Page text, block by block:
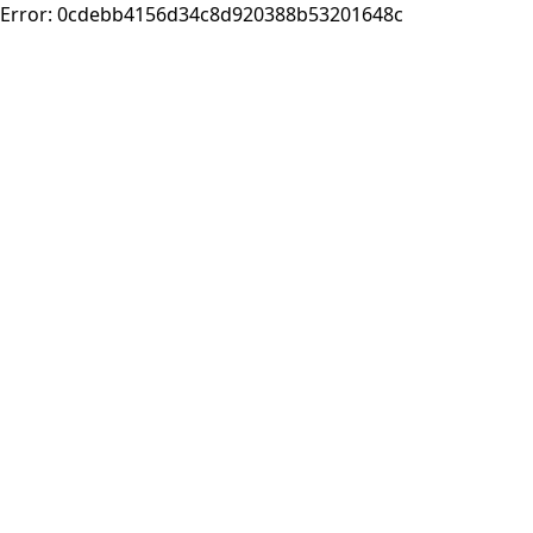
Error: 0cdebb4156d34c8d920388b53201648c